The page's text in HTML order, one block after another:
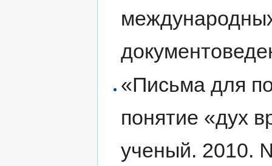
«Письма для
понятие «дух
ученый. 2010.